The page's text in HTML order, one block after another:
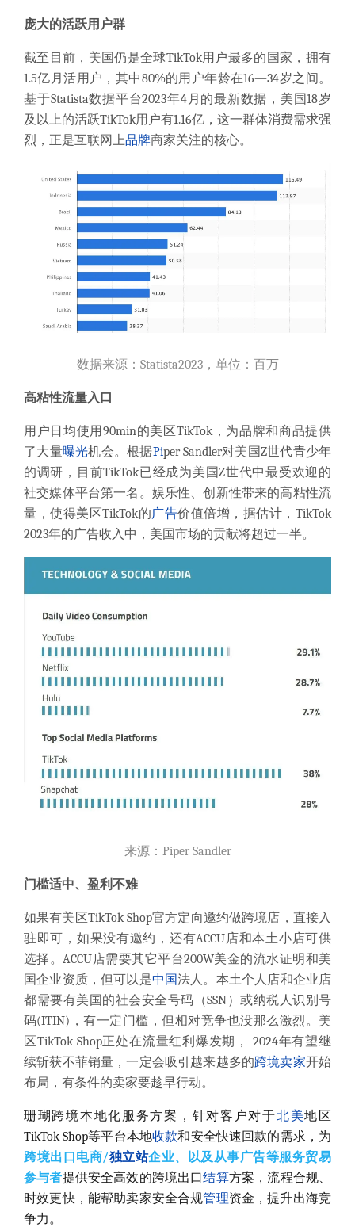
庞大的活跃用户群
截至目前，美国仍是全球TikTok用户最多的国家，拥有
1.5亿月活用户，其中80%的用户年龄在16—34岁之间。
基于Statista数据平台2023年4月的最新数据，美国18岁
及以上的活跃TikTok用户有1.16亿，这一群体消费需求强
烈，正是互联网上品牌商家关注的核心。
数据来源：Statista2023，单位：百万
高粘性流量入口
用户日均使用90min的美区TikTok，为品牌和商品提供
了大量曝光机会。根据Piper Sandler对美国Z世代青少年
的调研，目前TikTok已经成为美国Z世代中最受欢迎的
社交媒体平台第一名。娱乐性、创新性带来的高粘性流
量，使得美区TikTok的广告价值倍增，据估计，TikTok
2023年的广告收入中，美国市场的贡献将超过一半。
来源：Piper Sandler
门槛适中、盈利不难
如果有美区TikTok Shop官方定向邀约做跨境店，直接入
驻即可，如果没有邀约，还有ACCU店和本土小店可供
选择。ACCU店需要其它平台200W美金的流水证明和美
国企业资质，但可以是中国法人。 本土个人店和企业店
都需要有美国的社会安全号码（SSN）或纳税人识别号
码(ITIN)，有一定门槛，但相对竞争也没那么激烈。 美
区TikTok Shop正处在流量红利爆发期， 2024年有望继
续斩获不菲销量，一定会吸引越来越多的跨境卖家开始
布局，有条件的卖家要趁早行动。
珊瑚跨境本地化服务方案，针对客户对于北美地区
TikTok Shop等平台本地收款和安全快速回款的需求，为
跨境出口电商/独立站企业、以及从事广告等服务贸易
参与者提供安全高效的跨境出口结算方案，流程合规、
时效更快，能帮助卖家安全合规管理资金，提升出海竞
争力。